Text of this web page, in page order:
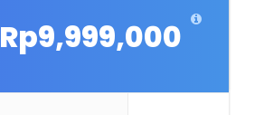
Rp9,999,000